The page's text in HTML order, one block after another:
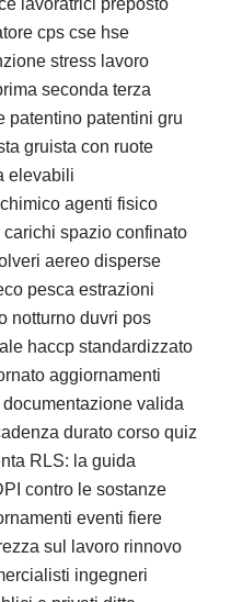
cps cse hse
stress lavoro
seconda terza
patentino patentini gru
gruista con ruote
elevabili
agenti fisico
spazio confinato
aereo disperse
pesca estrazioni
notturno duvri pos
haccp standardizzato
aggiornamenti
valida
durato corso quiz
RLS: la guida
contro le sostanze
eventi fiere
sul lavoro rinnovo
ingegneri